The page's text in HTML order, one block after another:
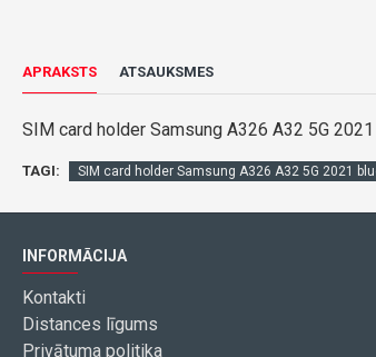
APRAKSTS ATSAUKSMES
SIM card holder Samsung A326 A32 5G
TAGI: SIM card holder Samsung A326 A32 5G 2021
INFORMĀCIJA
Kontakti
Distances līgums
Privātuma politika